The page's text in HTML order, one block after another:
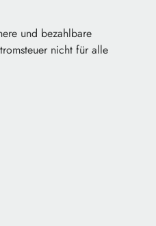
und bezahlbare
nicht für alle